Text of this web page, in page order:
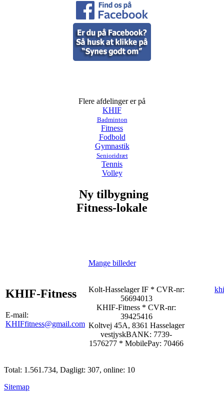
Flere afdelinger er på
KHIF
Badminton
Fitness
Fodbold
Gymnastik
Senioridræt
Tennis
Volley
Ny tilbygning
Fitness-lokale
Mange billeder
KHIF-Fitness
E-mail:
KHIFfitness@gmail.com
Kolt-Hasselager IF * CVR-nr:
56694013
KHIF-Fitness * CVR-nr:
39425416
Koltvej 45A, 8361 Hasselager
vestjyskBANK: 7739-
1576277 * MobilePay: 70466
Total: 1.561.734, Dagligt: 307, online: 10
Sitemap